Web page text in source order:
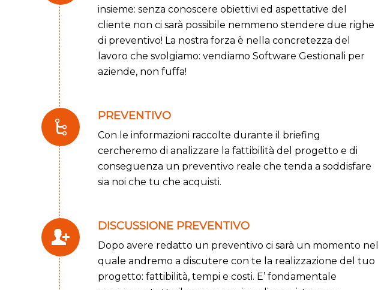
insieme: senza conoscere obiettivi ed aspettative del
cliente non ci sarà possibile nemmeno stendere due righe
di preventivo! La nostra forza è nella concretezza del
lavoro che svolgiamo: vendiamo Software Gestionali per
aziende, non fuffa!
PREVENTIVO
Con le informazioni raccolte durante il briefing
cercheremo di analizzare la fattibilità del progetto e di
conseguenza un preventivo reale che tenda a soddisfare
sia noi che tu che acquisti.
DISCUSSIONE PREVENTIVO
Dopo avere redatto un preventivo ci sarà un momento nel
quale andremo a discutere con te la realizzazione del tuo
progetto: fattibilità, tempi e costi. E’ fondamentale